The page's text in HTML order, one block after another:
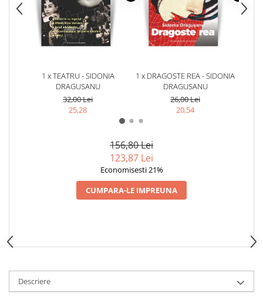
1 x TEATRU - SIDONIA
DRAGUSANU
32,00 Lei
25,28
1 x DRAGOSTE REA - SIDONIA
DRAGUSANU
26,00 Lei
20,54
156,80 Lei
123,87 Lei
Economisesti 21%
CUMPARA-LE IMPREUNA
Descriere